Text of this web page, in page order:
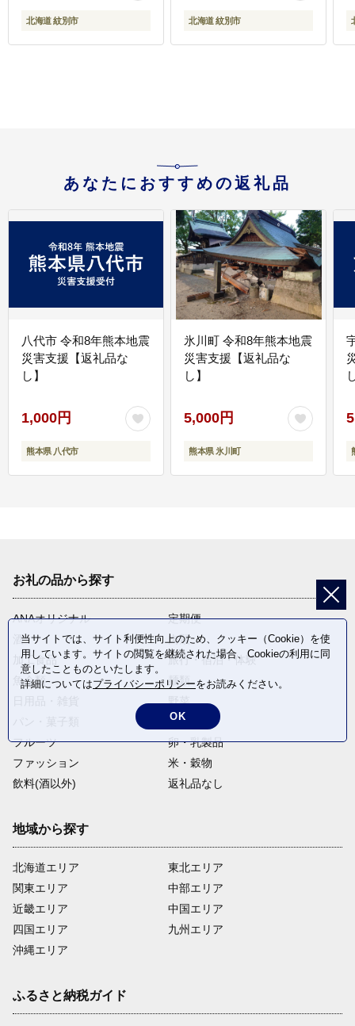
北海道 紋別市 北海道 紋別市
あなたにおすすめの返礼品
八代市 令和8年熊本地震
災害支援【返礼品な
し】
1,000円
熊本県 八代市
氷川町 令和8年熊本地震
災害支援【返礼品な
し】
5,000円
熊本県 氷川町
お礼の品から探す
ANAオリジナル
定期便
酒
肉類
加工食品
旅行・宿泊・体験
魚介類
麺類
野菜
電化製品
フルーツ
卵・乳製品
ファッション
米・穀物
飲料(酒以外)
返礼品なし
地域から探す
北海道エリア
関東エリア
近畿エリア
四国エリア
沖縄エリア
東北エリア
中部エリア
中国エリア
九州エリア
ふるさと納税ガイド
当サイトでは、サイト利便性向上のため、クッキー（Cookie）を使
用しています。サイトの閲覧を継続された場合、Cookieの利用に同
意したことものといたします。
詳細についてはプライバシーポリシーをお読みください。
OK